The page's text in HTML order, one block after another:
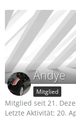
Andye
Mitglied
Mitglied seit 21.
Letzte Aktivität: 20.